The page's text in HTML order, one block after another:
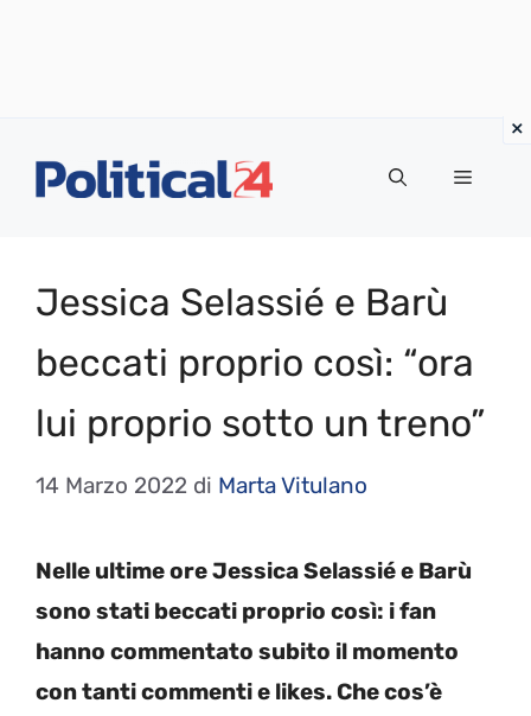
Menu
Jessica Selassié e Barù
beccati proprio così: “ora
lui proprio sotto un treno”
14 Marzo 2022 di Marta Vitulano
Nelle ultime ore Jessica Selassié e Barù
sono stati beccati proprio così: i fan
hanno commentato subito il momento
con tanti commenti e likes. Che cos’è